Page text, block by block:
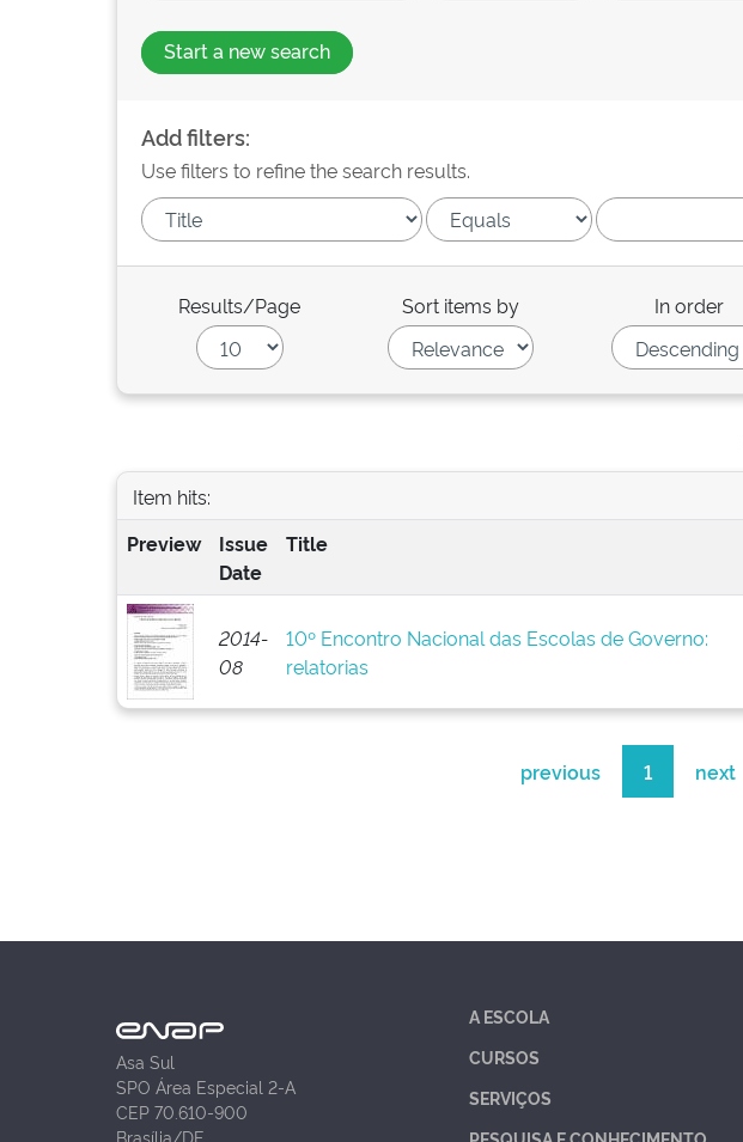
Start a new search
Add filters:
Use filters to refine the search results.
Results/Page Sort items by In order
Item hits:
Preview
Issue
Date
Title
2014-
08
10º Encontro Nacional das Escolas de Governo:
relatorias
previous 1 next
Asa Sul
SPO Área Especial 2-A
CEP 70.610-900
Brasília/DF
A ESCOLA
CURSOS
SERVIÇOS